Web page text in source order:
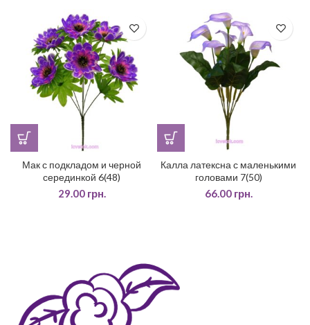
Мак с подкладом и черной
серединкой 6(48)
29.00 грн.
Калла латексна с маленькими
головами 7(50)
66.00 грн.